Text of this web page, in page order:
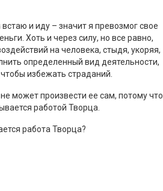
и иду – значит я превозмог свое
Хоть и через силу, но все равно,
на человека, стыдя, укоряя,
определенный вид деятельности,
избежать страданий.
может произвести ее сам, потому что
работой Творца.
работа Творца?